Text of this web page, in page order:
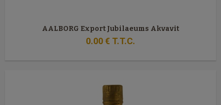
AALBORG Export Jubilaeums Akvavit
0.00€ T.T.C.